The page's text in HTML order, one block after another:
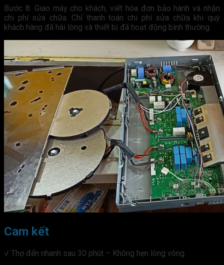
Bước 8: Giao máy cho khách, viết hóa đơn bảo hành và nhận
chi phí sửa chữa. Chỉ thanh toán chi phí sửa chữa khi quý
khách hàng đã hài lòng và thiết bị đã hoạt động bình thường.
Cam kết
√ Thợ đến nhanh sau 30 phút – Không hẹn lòng vòng